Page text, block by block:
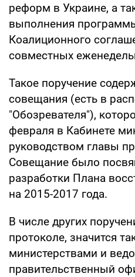
реформ в Украине, а
выполнения
Коалиционного
совместных
Такое поручение
совещания (есть в
"Обозревателя"),
февраля в Кабинете
руководством главы
Совещание было
разработки Плана
на 2015-2017 года.
В числе других
протоколе, значится
министерствами и
правительственный